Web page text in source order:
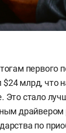
первого
млрд, что
Это стало
драйвером
по